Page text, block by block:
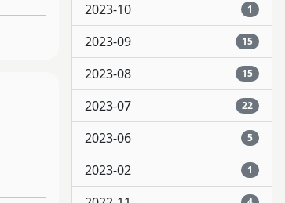
2023-10 1
2023-09 15
2023-08 15
2023-07 22
2023-06 5
2023-02 1